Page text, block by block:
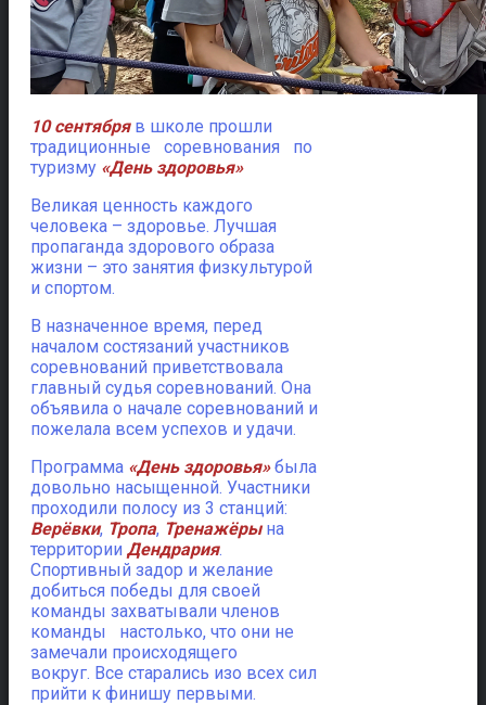
10 сентябряв школе прошли
традиционные соревнования по
туризму «День здоровья»
Великая ценность каждого
человека – здоровье. Лучшая
пропаганда здорового образа
жизни – это занятия физкультурой
и спортом.
В назначенное время, перед
началом состязаний участников
соревнований приветствовала
главный судья соревнований. Она
объявила о начале соревнований и
пожелала всем успехов и удачи.
Программа «День здоровья»была
довольно насыщенной. Участники
проходили полосу из 3 станций:
Верёвки, Тропа, Тренажёрына
территории Дендрария.
Спортивный задор и желание
добиться победы для своей
команды захватывали членов
команды настолько, что они не
замечали происходящего
вокруг. Все старались изо всех сил
прийти к финишу первыми.